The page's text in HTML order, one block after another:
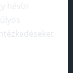
hévízi